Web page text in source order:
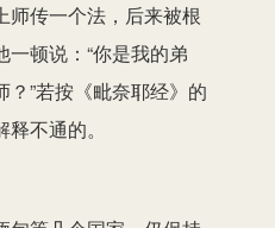
师传一个法，后来被根
顿说：“你是我的弟
”若按《毗奈耶经》的
不通的。